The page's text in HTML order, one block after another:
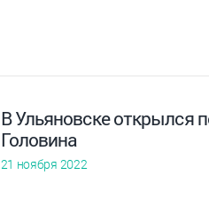
В Ульяновске открылся
Головина
21 ноября 2022